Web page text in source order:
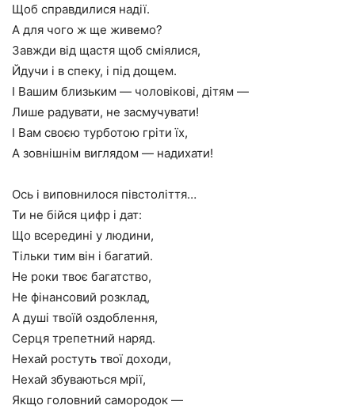
Щоб справдилися надії.
А для чого ж ще живемо?
Завжди від щастя щоб сміялися,
Йдучи і в спеку, і під дощем.
І Вашим близьким — чоловікові, дітям —
Лише радувати, не засмучувати!
І Вам своєю турботою гріти їх,
А зовнішнім виглядом — надихати!
Ось і виповнилося півстоліття…
Ти не бійся цифр і дат:
Що всередині у людини,
Тільки тим він і багатий.
Не роки твоє багатство,
Не фінансовий розклад,
А душі твоїй оздоблення,
Серця трепетний наряд.
Нехай ростуть твої доходи,
Нехай збуваються мрії,
Якщо головний самородок —